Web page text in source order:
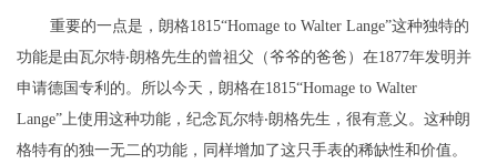
重要的一点是，朗格1815“Homage to Walter Lange”这种独特的
功能是由瓦尔特‧朗格先生的曾祖父（爷爷的爸爸）在1877年发明并
申请德国专利的。所以今天，朗格在1815“Homage to Walter
Lange”上使用这种功能，纪念瓦尔特‧朗格先生，很有意义。这种朗
格特有的独一无二的功能，同样增加了这只手表的稀缺性和价值。